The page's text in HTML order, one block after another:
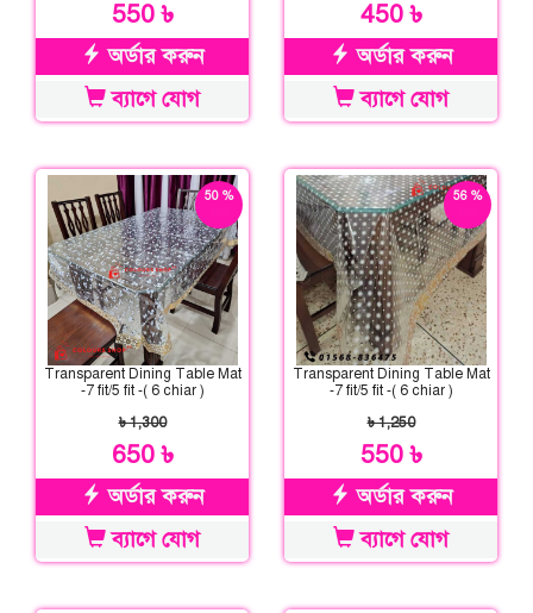
550 ৳
অর্ডার করুন
ব্যাগে যোগ
450 ৳
অর্ডার করুন
ব্যাগে যোগ
50 %
Transparent Dining Table Mat
-7 fit/5 fit -( 6 chiar )
৳ 1,300
650 ৳
অর্ডার করুন
ব্যাগে যোগ
56 %
Transparent Dining Table Mat
-7 fit/5 fit -( 6 chiar )
৳ 1,250
550 ৳
অর্ডার করুন
ব্যাগে যোগ